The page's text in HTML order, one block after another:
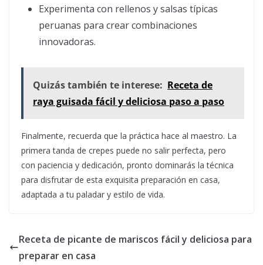
Experimenta con rellenos y salsas típicas
peruanas para crear combinaciones
innovadoras.
Quizás también te interese: Receta de
raya guisada fácil y deliciosa paso a paso
Finalmente, recuerda que la práctica hace al maestro. La
primera tanda de crepes puede no salir perfecta, pero
con paciencia y dedicación, pronto dominarás la técnica
para disfrutar de esta exquisita preparación en casa,
adaptada a tu paladar y estilo de vida.
Receta de picante de mariscos fácil y deliciosa para
preparar en casa